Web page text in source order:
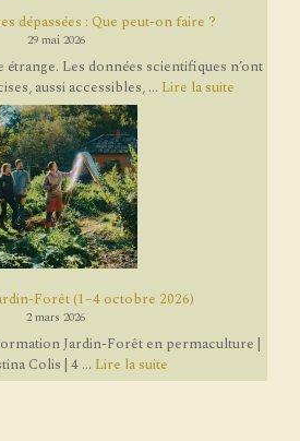
dépassées : Que peut-on faire ?
29 mai 2026
étrange. Les données scientifiques n’ont
aussi accessibles, ... Lire la suite
Forêt (1–4 octobre 2026)
2 mars 2026
Jardin-Forêt en permaculture |
Colis | 4 ... Lire la suite